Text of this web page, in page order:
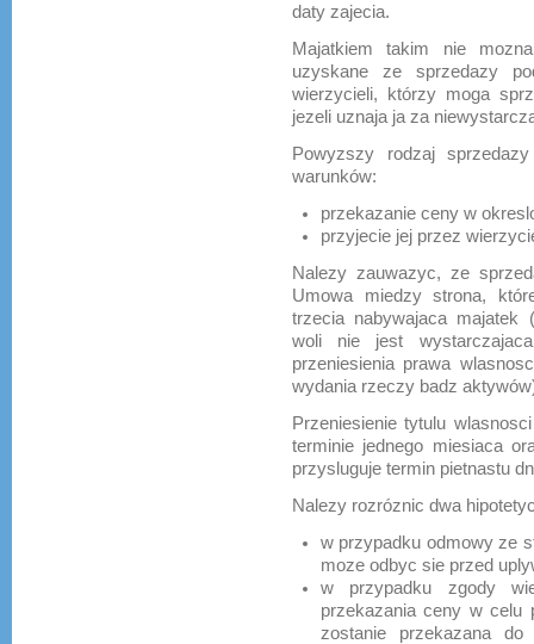
daty zajecia.
Majatkiem takim nie
uzyskane ze sprzedazy
wierzycieli, którzy moga
jezeli uznaja ja za
Powyzszy rodzaj
warunków:
przekazanie ceny w
przyjecie jej przez
Nalezy zauwazyc, ze
Umowa miedzy strona,
trzecia nabywajaca majatek
woli nie jest
przeniesienia prawa
wydania rzeczy badz
Przeniesienie tytulu
terminie jednego miesiaca
przysluguje termin pietnastu
Nalezy rozróznic dwa
w przypadku odmowy ze
moze odbyc sie przed
w przypadku zgody
przekazania ceny w celu
zostanie przekazana do